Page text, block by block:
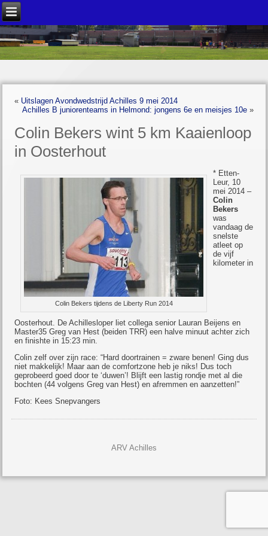
« Uitslagen Avondwedstrijd Achilles 9 mei 2014
Achilles B juniorenteams in Helmond: jongens 6e en meisjes 10e»
Colin Bekers wint 5 km Kaaienloop
in Oosterhout
Colin Bekers tijdens de Liberty Run 2014
* Etten-
Leur, 10
mei 2014 –
Colin
Bekers
was
vandaag de
snelste
atleet op
de vijf
kilometer in
Oosterhout. De Achillesloper liet collega senior Lauran Beijens en
Master35 Greg van Hest (beiden TRR) een halve minuut achter zich
en finishte in 15:23 min.
Colin zelf over zijn race: “Hard doortrainen = zware benen! Ging dus
niet makkelijk! Maar aan de comfortzone heb je niks! Dus toch
geprobeerd goed door te ‘duwen’! Blijft een lastig rondje met al die
bochten (44 volgens Greg van Hest) en afremmen en aanzetten!”
Foto: Kees Snepvangers
ARV Achilles